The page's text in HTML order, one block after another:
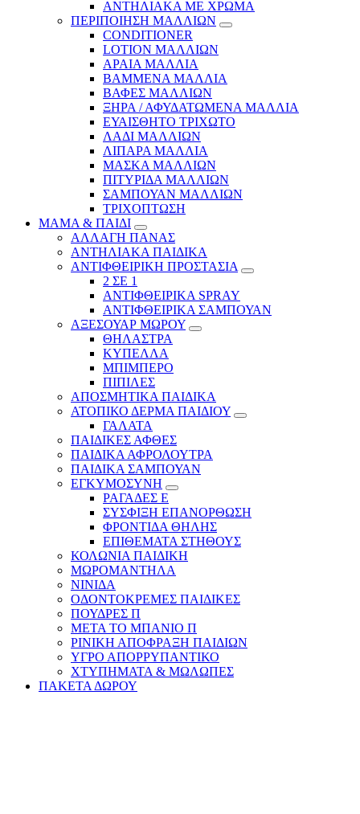
ΑΝΤΗΛΙΑΚΑ ΜΕ ΧΡΩΜΑ
ΠΕΡΙΠΟΙΗΣΗ ΜΑΛΛΙΩΝ
CONDITIONER
LOTION ΜΑΛΛΙΩΝ
ΑΡΑΙΑ ΜΑΛΛΙΑ
ΒΑΜΜΕΝΑ ΜΑΛΛΙΑ
ΒΑΦΕΣ ΜΑΛΛΙΩΝ
ΞΗΡΑ / ΑΦΥΔΑΤΩΜΕΝΑ ΜΑΛΛΙΑ
ΕΥΑΙΣΘΗΤΟ ΤΡΙΧΩΤΟ
ΛΑΔΙ ΜΑΛΛΙΩΝ
ΛΙΠΑΡΑ ΜΑΛΛΙΑ
ΜΑΣΚΑ ΜΑΛΛΙΩΝ
ΠΙΤΥΡΙΔΑ ΜΑΛΛΙΩΝ
ΣΑΜΠΟΥΑΝ ΜΑΛΛΙΩΝ
ΤΡΙΧΟΠΤΩΣΗ
ΜΑΜΑ & ΠΑΙΔΙ
ΑΛΛΑΓΗ ΠΑΝΑΣ
ΑΝΤΗΛΙΑΚΑ ΠΑΙΔΙΚΑ
ΑΝΤΙΦΘΕΙΡΙΚΗ ΠΡΟΣΤΑΣΙΑ
2 ΣΕ 1
ΑΝΤΙΦΘΕΙΡΙΚΑ SPRAY
ΑΝΤΙΦΘΕΙΡΙΚΑ ΣΑΜΠΟΥΑΝ
ΑΞΕΣΟΥΑΡ ΜΩΡΟΥ
ΘΗΛΑΣΤΡΑ
ΚΥΠΕΛΛΑ
ΜΠΙΜΠΕΡΟ
ΠΙΠΙΛΕΣ
ΑΠΟΣΜΗΤΙΚΑ ΠΑΙΔΙΚΑ
ΑΤΟΠΙΚΟ ΔΕΡΜΑ ΠΑΙΔΙΟΥ
ΓΑΛΑΤΑ
ΠΑΙΔΙΚΕΣ ΑΦΘΕΣ
ΠΑΙΔΙΚΑ ΑΦΡΟΛΟΥΤΡΑ
ΠΑΙΔΙΚΑ ΣΑΜΠΟΥΑΝ
ΕΓΚΥΜΟΣΥΝΗ
ΡΑΓΑΔΕΣ Ε
ΣΥΣΦΙΞΗ ΕΠΑΝΟΡΘΩΣΗ
ΦΡΟΝΤΙΔΑ ΘΗΛΗΣ
ΕΠΙΘΕΜΑΤΑ ΣΤΗΘΟΥΣ
ΚΟΛΩΝΙΑ ΠΑΙΔΙΚΗ
ΜΩΡΟΜΑΝΤΗΛΑ
ΝΙΝΙΔΑ
ΟΔΟΝΤΟΚΡΕΜΕΣ ΠΑΙΔΙΚΕΣ
ΠΟΥΔΡΕΣ Π
ΜΕΤΑ ΤΟ ΜΠΑΝΙΟ Π
ΡΙΝΙΚΗ ΑΠΟΦΡΑΞΗ ΠΑΙΔΙΩΝ
ΥΓΡΟ ΑΠΟΡΡΥΠΑΝΤΙΚΟ
ΧΤΥΠΗΜΑΤΑ & ΜΩΛΩΠΕΣ
ΠΑΚΕΤΑ ΔΩΡΟΥ